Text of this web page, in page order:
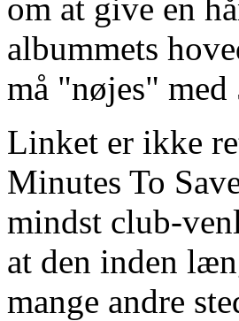
om at give en
albummets
må "nøjes" med
Linket er ikke
Minutes To
mindst club-
at den inden
mange andre